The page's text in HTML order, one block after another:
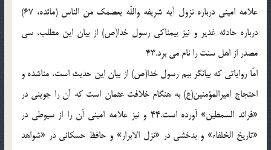
علامه امينى درباره نزول آيه شريفه واللّه يعصمك من الناس (مائده، 67)
درباره حادثه غدير و نيز بيمناكى رسول خدا(ص) از بيان اين مطلب، سى
مصدر از اهل سنت را نام مى برد.43
امّا رواياتى كه بيانگر بيم رسول خدا(ص) از بيان اين حديث است، مناشده و
احتجاج اميرالمؤمنين(ع) به هنگام خلافت عثمان است كه آن را جوينى در
«فرائد السمطين» آورده است.44 و نيز علامه امينى آن را از سيوطى در
«تاريخ الخلفاء» و بدخشى در «نزل الابرار» و حافظ حسكانى در «شواهد